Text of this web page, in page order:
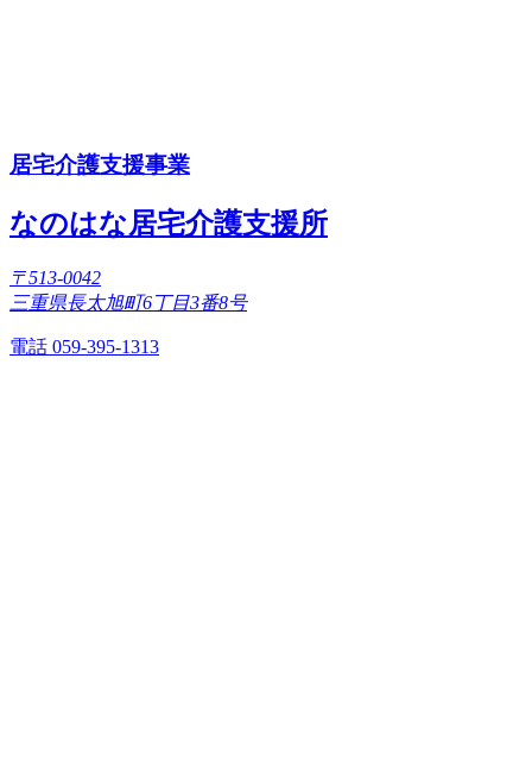
居宅介護支援事業
なのはな居宅介護支援所
〒513-0042
三重県長太旭町6丁目3番8号
電話 059-395-1313